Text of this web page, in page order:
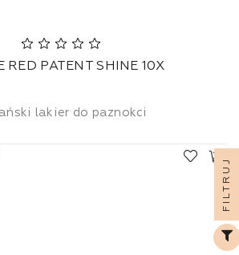
RED PATENT SHINE 10X
lakier do paznokci
FILTRUJ